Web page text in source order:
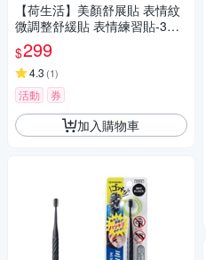
【荷生活】美顏舒展貼 表情紋
微調整舒緩貼 表情練習貼-3入
組
$299
4.3 (1)
活動 券
加入購物車